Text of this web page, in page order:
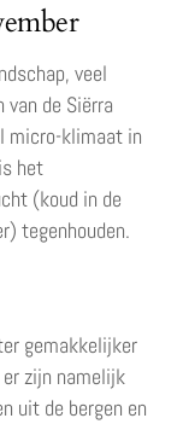
veel
van de Siërra
micro-klimaat in
het
(koud in de
tegenhouden.
gemakkelijker
er zijn namelijk
uit de bergen en